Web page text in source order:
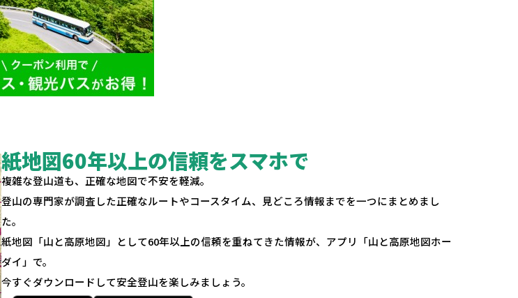
紙地図60年以上の信頼をスマホで
複雑な登山道も、正確な地図で不安を軽減。
登山の専門家が調査した正確なルートやコースタイム、見どころ情報までを一つにまとめまし
た。
紙地図「山と高原地図」として60年以上の信頼を重ねてきた情報が、アプリ「山と高原地図ホー
ダイ」で。
今すぐダウンロードして安全登山を楽しみましょう。